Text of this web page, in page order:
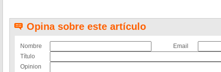
Opina sobre este artículo
Nombre
Email
Título
Opinion